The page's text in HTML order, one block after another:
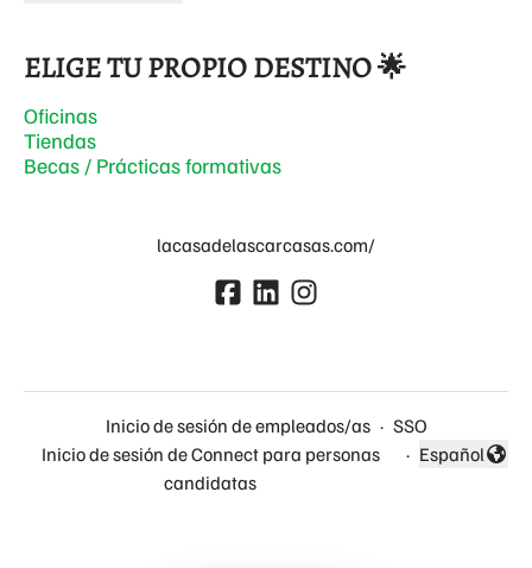
ELIGE TU PROPIO DESTINO 🌟
Oficinas
Tiendas
Becas / Prácticas formativas
lacasadelascarcasas.com/
Inicio de sesión de empleados/as · SSO
Inicio de sesión de Connect para personas
candidatas
·
Cambiar
Español